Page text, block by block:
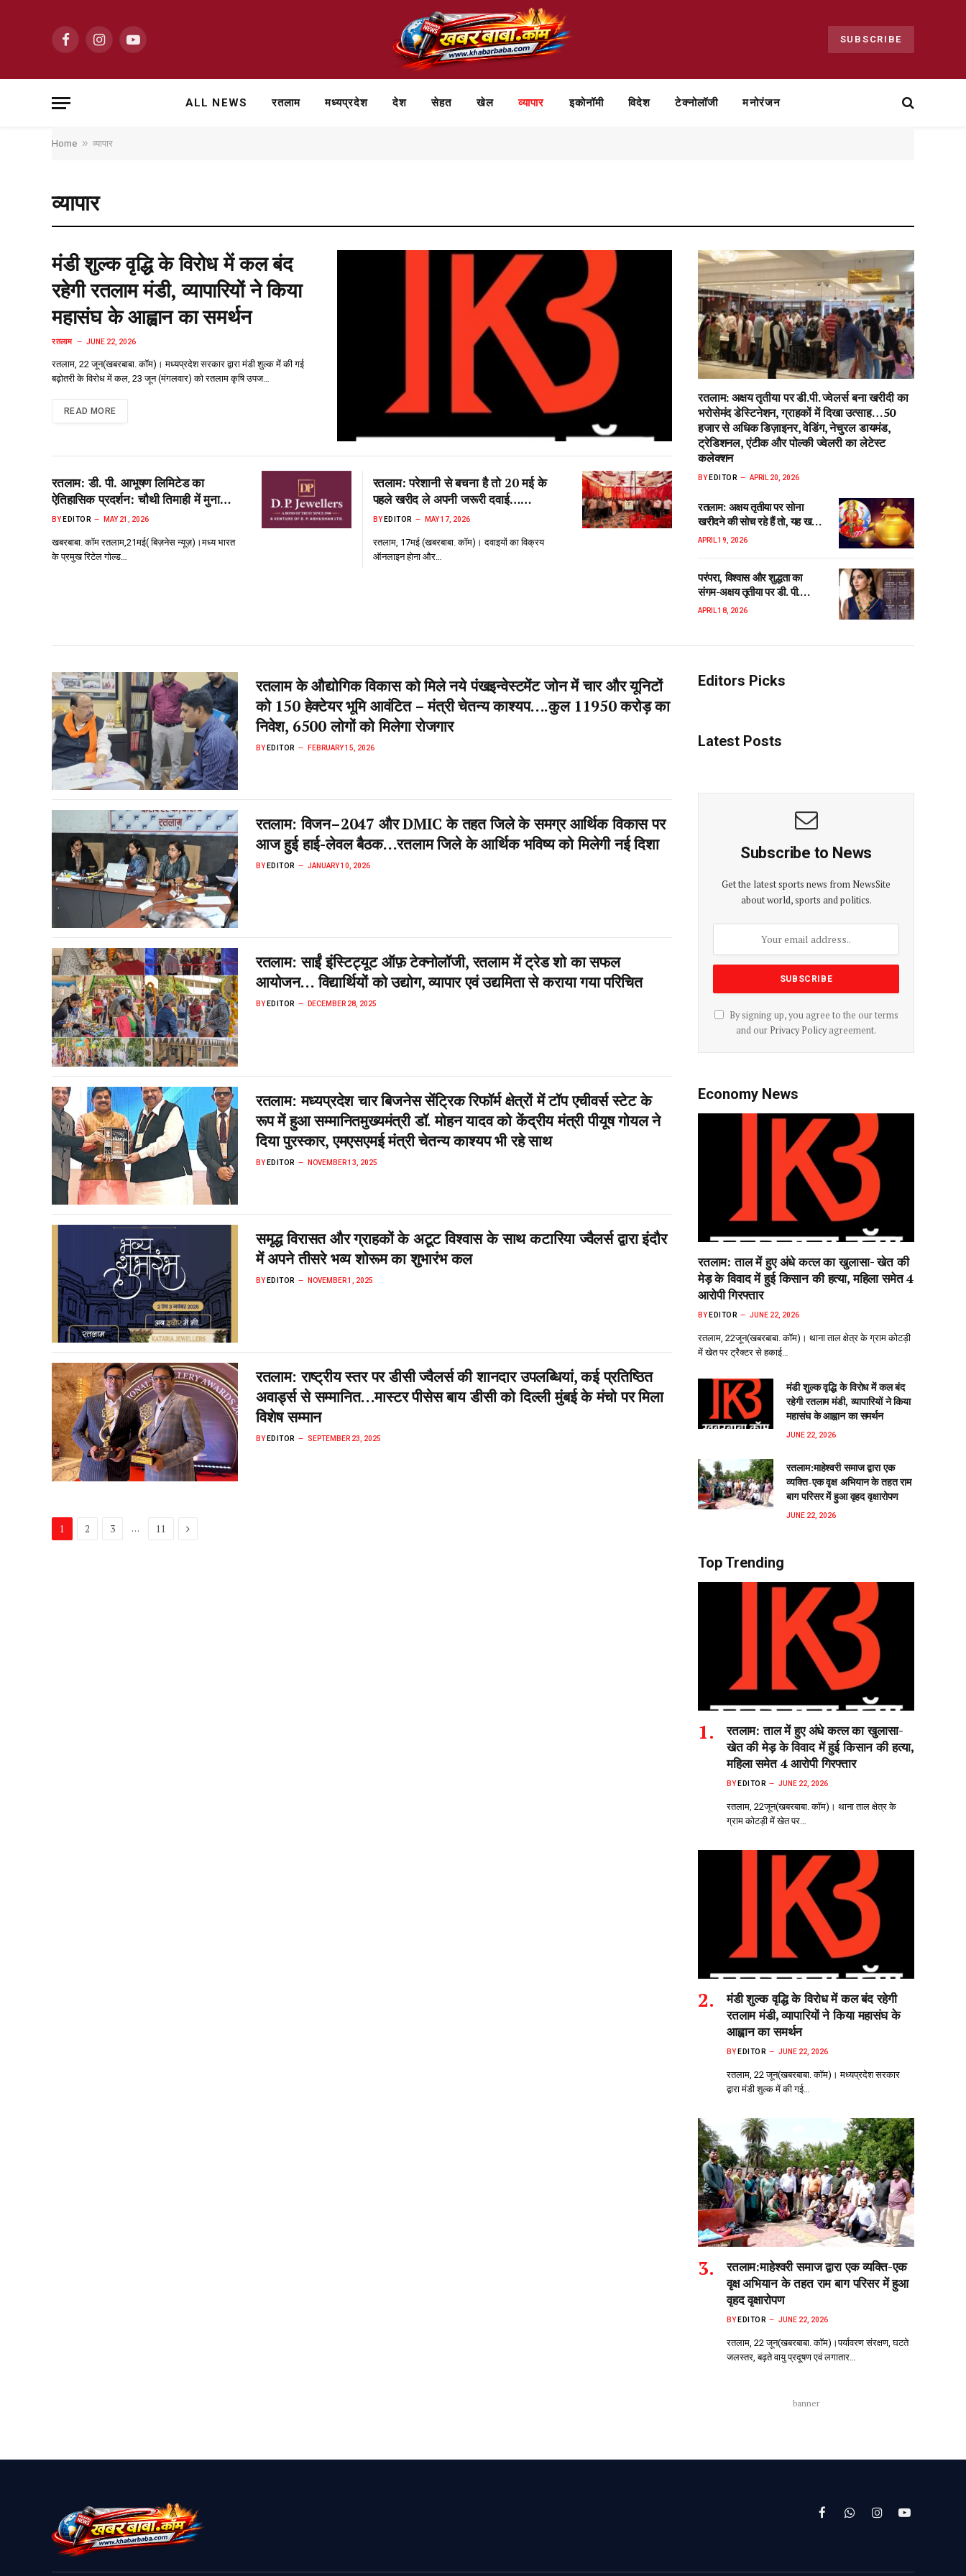
FacebookInstagramYouTube SUBSCRIBE
ALL NEWS रतलाम मध्यप्रदेश देश सेहत खेल व्यापार ⁠इकोनॉमी विदेश टेक्नोलॉजी मनोरंजन
Home » व्यापार
व्यापार
मंडी शुल्क वृद्धि के विरोध में कल बंद
रहेगी रतलाम मंडी, व्यापारियों ने किया
महासंघ के आह्वान का समर्थन
रतलाम JUNE 22, 2026
​रतलाम, 22 जून(खबरबाबा. कॉम)। मध्यप्रदेश सरकार द्वारा मंडी शुल्क में की गई
बढ़ोतरी के विरोध में कल, 23 जून (मंगलवार) को रतलाम कृषि उपज…
READ MORE
रतलाम: डी. पी. आभूषण लिमिटेड का
ऐतिहासिक प्रदर्शन: चौथी तिमाही में मुनाफा
दोगुना, सालाना लाभ में 88% की शानदार
BY EDITOR MAY 21, 2026
खबरबाबा. कॉम रतलाम,21मई( बिज़नेस न्यूज़)।मध्य भारत
के प्रमुख रिटेल गोल्ड…
रतलाम: परेशानी से बचना है तो 20 मई के
पहले खरीद ले अपनी जरूरी दवाई…
ऑनलाइन दवाई विक्रय के विरोध में दवा
BY EDITOR MAY 17, 2026
रतलाम, 17मई (खबरबाबा. कॉम)। दवाइयों का विक्रय
ऑनलाइन होना और…
रतलाम: अक्षय तृतीया पर डी.पी. ज्वेलर्स बना खरीदी का
भरोसेमंद डेस्टिनेशन, ग्राहकों में दिखा उत्साह…50
हजार से अधिक डिज़ाइनर, वेडिंग, नेचुरल डायमंड,
ट्रेडिशनल, एंटीक और पोल्की ज्वेलरी का लेटेस्ट
कलेक्शन
BY EDITOR APRIL 20, 2026
रतलाम: अक्षय तृतीया पर सोना
खरीदने की सोच रहे हैं तो, यह खबर
है आपके काम की…..जानिए स्वर्ण
APRIL 19, 2026
परंपरा, विश्वास और शुद्धता का
संगम-अक्षय तृतीया पर डी. पी.
ज्वेलर्स में खास कलेक्शन और
ज्वेलर्स में 2 दिन विशेष ऑफर…
APRIL 18, 2026
रतलाम के औद्योगिक विकास को मिले नये पंखइन्वेस्टमेंट जोन में चार और यूनिटों
को 150 हेक्टेयर भूमि आवंटित – मंत्री चेतन्य काश्यप….कुल 11950 करोड़ का
निवेश, 6500 लोगों को मिलेगा रोजगार
BY EDITOR FEBRUARY 15, 2026
रतलाम: विजन–2047 और DMIC के तहत जिले के समग्र आर्थिक विकास पर
आज हुई हाई-लेवल बैठक…रतलाम जिले के आर्थिक भविष्य को मिलेगी नई दिशा
BY EDITOR JANUARY 10, 2026
रतलाम: साईं इंस्टिट्यूट ऑफ़ टेक्नोलॉजी, रतलाम में ट्रेड शो का सफल
आयोजन… विद्यार्थियों को उद्योग, व्यापार एवं उद्यमिता से कराया गया परिचित
BY EDITOR DECEMBER 28, 2025
रतलाम: मध्यप्रदेश चार बिजनेस सेंट्रिक रिफॉर्म क्षेत्रों में टॉप एचीवर्स स्टेट के
रूप में हुआ सम्मानितमुख्यमंत्री डॉ. मोहन यादव को केंद्रीय मंत्री पीयूष गोयल ने
दिया पुरस्कार, एमएसएमई मंत्री चेतन्य काश्यप भी रहे साथ
BY EDITOR NOVEMBER 13, 2025
समृद्ध विरासत और ग्राहकों के अटूट विश्वास के साथ कटारिया ज्वैलर्स द्वारा इंदौर
में अपने तीसरे भव्य शोरूम का शुभारंभ कल
BY EDITOR NOVEMBER 1, 2025
रतलाम: राष्ट्रीय स्तर पर डीसी ज्वैलर्स की शानदार उपलब्धियां, कई प्रतिष्ठित
अवार्ड्स से सम्मानित…मास्टर पीसेस बाय डीसी को दिल्ली मुंबई के मंचो पर मिला
विशेष सम्मान
BY EDITOR SEPTEMBER 23, 2025
1 2 3 … 11 Next
Editors Picks
Latest Posts
Subscribe to News
Get the latest sports news from NewsSite
about world, sports and politics.
By signing up, you agree to the our terms
and our Privacy Policyagreement.
Economy News
रतलाम: ताल में हुए अंधे कत्ल का खुलासा- खेत की
मेड़ के विवाद में हुई किसान की हत्या, महिला समेत 4
आरोपी गिरफ्तार
BY EDITOR JUNE 22, 2026
रतलाम, 22जून(खबरबाबा. कॉम)। थाना ताल क्षेत्र के ग्राम कोटड़ी
में खेत पर ट्रैक्टर से हकाई…
मंडी शुल्क वृद्धि के विरोध में कल बंद
रहेगी रतलाम मंडी, व्यापारियों ने किया
महासंघ के आह्वान का समर्थन
JUNE 22, 2026
रतलाम:माहेश्वरी समाज द्वारा एक
व्यक्ति-एक वृक्ष अभियान के तहत राम
बाग परिसर में हुआ वृहद वृक्षारोपण
JUNE 22, 2026
Top Trending
रतलाम: ताल में हुए अंधे कत्ल का खुलासा-
खेत की मेड़ के विवाद में हुई किसान की हत्या,
महिला समेत 4 आरोपी गिरफ्तार
BY EDITOR JUNE 22, 2026
रतलाम, 22जून(खबरबाबा. कॉम)। थाना ताल क्षेत्र के
ग्राम कोटड़ी में खेत पर…
मंडी शुल्क वृद्धि के विरोध में कल बंद रहेगी
रतलाम मंडी, व्यापारियों ने किया महासंघ के
आह्वान का समर्थन
BY EDITOR JUNE 22, 2026
​रतलाम, 22 जून(खबरबाबा. कॉम)। मध्यप्रदेश सरकार
द्वारा मंडी शुल्क में की गई…
रतलाम:माहेश्वरी समाज द्वारा एक व्यक्ति-एक
वृक्ष अभियान के तहत राम बाग परिसर में हुआ
वृहद वृक्षारोपण
BY EDITOR JUNE 22, 2026
रतलाम, 22 जून(खबरबाबा. कॉम)।पर्यावरण संरक्षण, घटते
जलस्तर, बढ़ते वायु प्रदूषण एवं लगातार…
banner
FacebookWhatsAppInstagramYouTube